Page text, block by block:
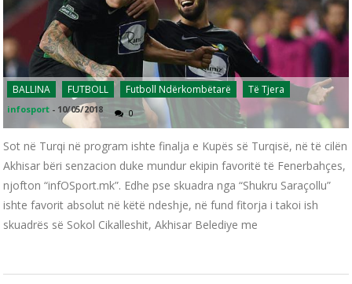
BALLINA FUTBOLL Futboll Ndërkombëtarë Të Tjera
infosport - 10/05/2018 0
Sot në Turqi në program ishte finalja e Kupës së Turqisë, në të cilën
Akhisar bëri senzacion duke mundur ekipin favoritë të Fenerbahçes,
njofton “infOSport.mk”. Edhe pse skuadra nga “Shukru Saraçollu”
ishte favorit absolut në këtë ndeshje, në fund fitorja i takoi ish
skuadrës së Sokol Cikalleshit, Akhisar Belediye me